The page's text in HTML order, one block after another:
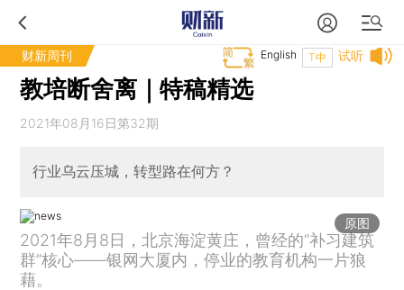
财新周刊 试听
T中
English
教培断舍离｜特稿精选
2021年08月16日第32期
行业乌云压城，转型路在何方？
原图
2021年8月8日，北京海淀黄庄，曾经的“补习建筑
群”核心——银网大厦内，停业的教育机构一片狼
藉。